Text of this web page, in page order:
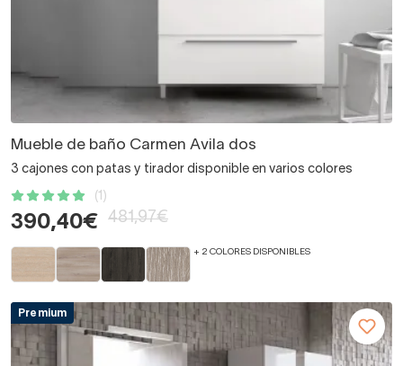
Mueble de baño Carmen Avila dos
3 cajones con patas y tirador disponible en varios colores
(1)
390,40€ 481,97€
+ 2 COLORES DISPONIBLES
Premium